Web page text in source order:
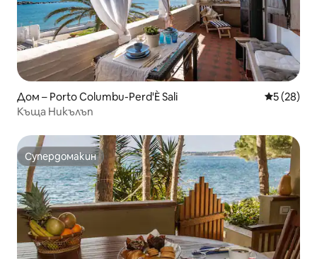
Дом – Porto Columbu-Perd'È Sali Средна
5 (28)
Къща Никълъп
Супердомакин
Супердомакин